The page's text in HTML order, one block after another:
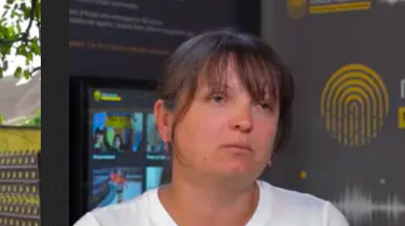
29.07.2026
Марина, Ваїд та Аміна Харченко